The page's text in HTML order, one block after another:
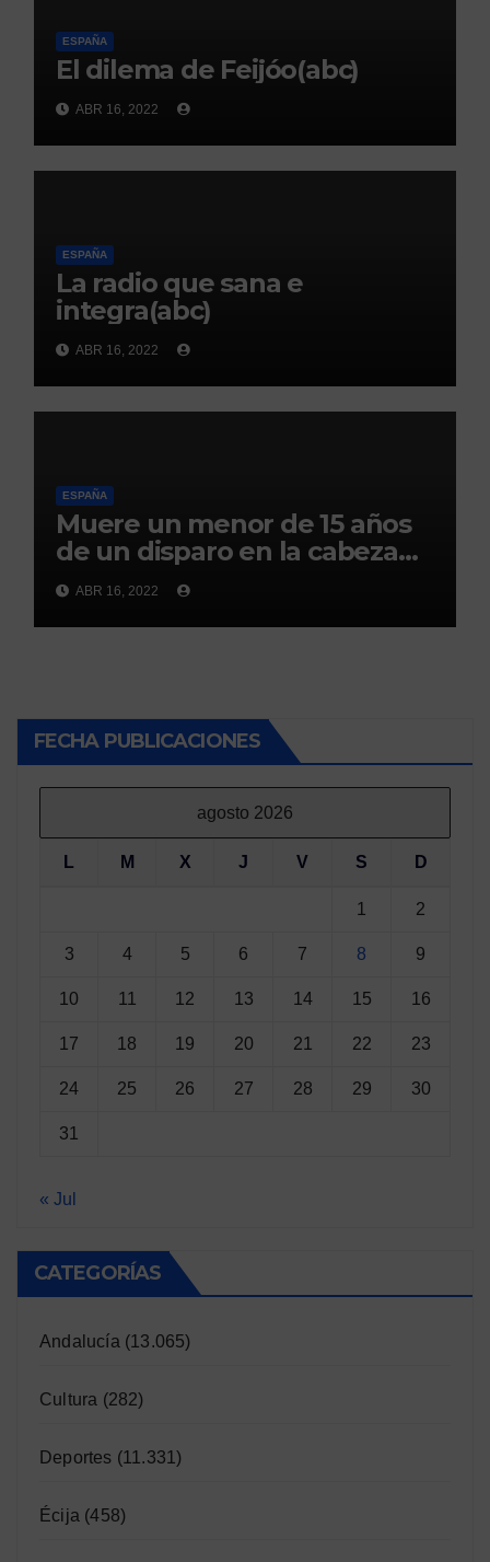
ESPAÑA
El dilema de Feijóo(abc)
ABR 16, 2022
ESPAÑA
La radio que sana e
integra(abc)
ABR 16, 2022
ESPAÑA
Muere un menor de 15 años
de un disparo en la cabeza
en Ceuta(abc)
ABR 16, 2022
FECHA PUBLICACIONES
agosto 2026
L M X J V S D
1 2
3 4 5 6 7 8 9
10 11 12 13 14 15 16
17 18 19 20 21 22 23
24 25 26 27 28 29 30
31
« Jul
CATEGORÍAS
Andalucía (13.065)
Cultura (282)
Deportes (11.331)
Écija (458)